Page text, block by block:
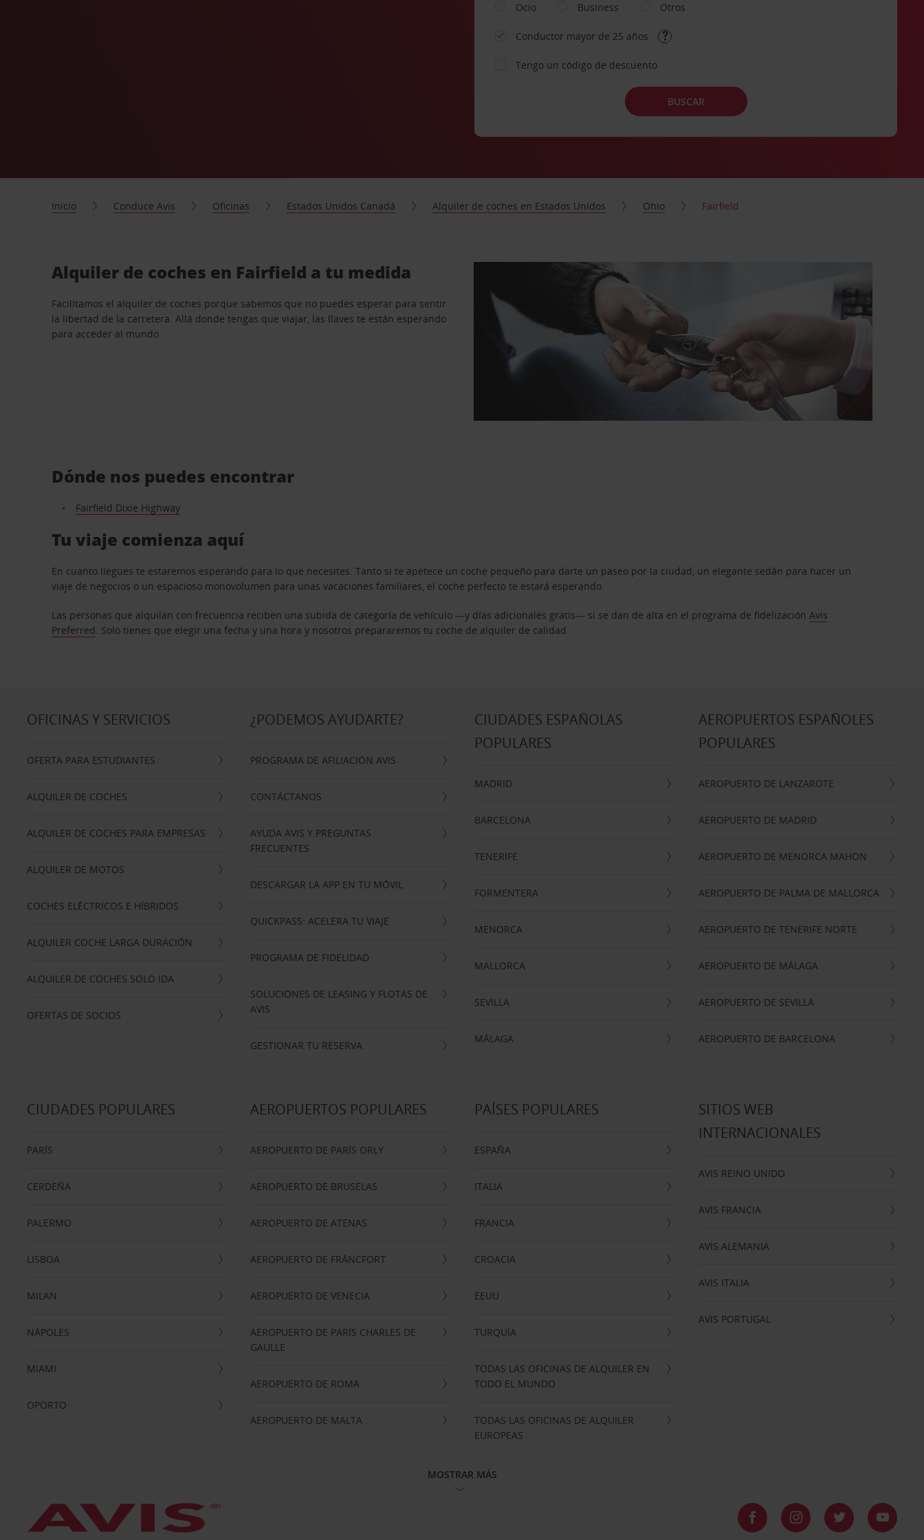
Ocio
Business Otros
Conductor mayor de 25 años
Tengo un código de descuento
BUSCAR
Inicio Conduce Avis Oficinas Estados Unidos Canadá Alquiler de coches en Estados Unidos Ohio Fairfield
Alquiler de coches en Fairfield a tu medida
Facilitamos el alquiler de coches porque sabemos que no puedes esperar para sentir
la libertad de la carretera. Allá donde tengas que viajar, las llaves te están esperando
para acceder al mundo.
Dónde nos puedes encontrar
Fairfield Dixie Highway
Tu viaje comienza aquí
En cuanto llegues te estaremos esperando para lo que necesites. Tanto si te apetece un coche pequeño para darte un paseo por la ciudad, un elegante sedán para hacer un
viaje de negocios o un espacioso monovolumen para unas vacaciones familiares, el coche perfecto te estará esperando.
Las personas que alquilan con frecuencia reciben una subida de categoría de vehículo —y días adicionales gratis— si se dan de alta en el programa de fidelizaciónAvis
Preferred. Solo tienes que elegir una fecha y una hora y nosotros prepararemos tu coche de alquiler de calidad.
OFICINAS Y SERVICIOS
OFERTA PARA ESTUDIANTES
ALQUILER DE COCHES
ALQUILER DE COCHES PARA EMPRESAS
ALQUILER DE MOTOS
COCHES ELÉCTRICOS E HÍBRIDOS
ALQUILER COCHE LARGA DURACIÓN
ALQUILER DE COCHES SOLO IDA
OFERTAS DE SOCIOS
¿PODEMOS AYUDARTE?
PROGRAMA DE AFILIACIÓN AVIS
CONTÁCTANOS
AYUDA AVIS Y PREGUNTAS
FRECUENTES
DESCARGAR LA APP EN TU MÓVIL
QUICKPASS: ACELERA TU VIAJE
PROGRAMA DE FIDELIDAD
SOLUCIONES DE LEASING Y FLOTAS DE
AVIS
GESTIONAR TU RESERVA
CIUDADES ESPAÑOLAS
POPULARES
MADRID
BARCELONA
TENERIFE
FORMENTERA
MENORCA
MALLORCA
SEVILLA
MÁLAGA
AEROPUERTOS ESPAÑOLES
POPULARES
AEROPUERTO DE LANZAROTE
AEROPUERTO DE MADRID
AEROPUERTO DE MENORCA MAHON
AEROPUERTO DE PALMA DE MALLORCA
AEROPUERTO DE TENERIFE NORTE
AEROPUERTO DE MÁLAGA
AEROPUERTO DE SEVILLA
AEROPUERTO DE BARCELONA
CIUDADES POPULARES
PARÍS
CERDEÑA
PALERMO
LISBOA
MILAN
NÁPOLES
MIAMI
OPORTO
AEROPUERTOS POPULARES
AEROPUERTO DE PARÍS ORLY
AEROPUERTO DE BRUSELAS
AEROPUERTO DE ATENAS
AEROPUERTO DE FRÁNCFORT
AEROPUERTO DE VENECIA
AEROPUERTO DE PARÍS CHARLES DE
GAULLE
AEROPUERTO DE ROMA
AEROPUERTO DE MALTA
PAÍSES POPULARES
ESPAÑA
ITALIA
FRANCIA
CROACIA
EEUU
TURQUÍA
TODAS LAS OFICINAS DE ALQUILER EN
TODO EL MUNDO
TODAS LAS OFICINAS DE ALQUILER
EUROPEAS
SITIOS WEB
INTERNACIONALES
AVIS REINO UNIDO
AVIS FRANCIA
AVIS ALEMANIA
AVIS ITALIA
AVIS PORTUGAL
MOSTRAR MÁS